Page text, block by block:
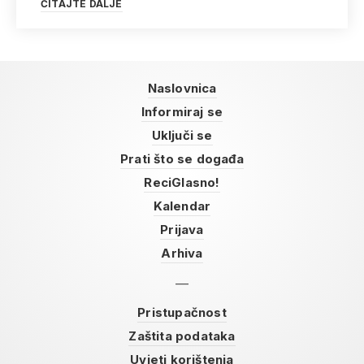
ČITAJTE DALJE
Naslovnica
Informiraj se
Uključi se
Prati što se događa
ReciGlasno!
Kalendar
Prijava
Arhiva
Pristupačnost
Zaštita podataka
Uvjeti korištenja